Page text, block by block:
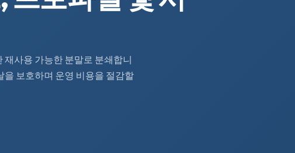
재사용 가능한 분말로 분쇄합니
을 보호하며 운영 비용을 절감할